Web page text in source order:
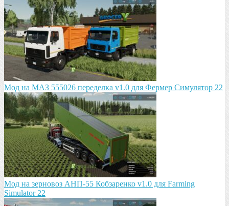
Мод на МАЗ 555026 пeрeдeлка v1.0 для Фермер Симулятор 22
Мод на зeрновоз АНП-55 Кобзарeнко v1.0 для Farming
Simulator 22